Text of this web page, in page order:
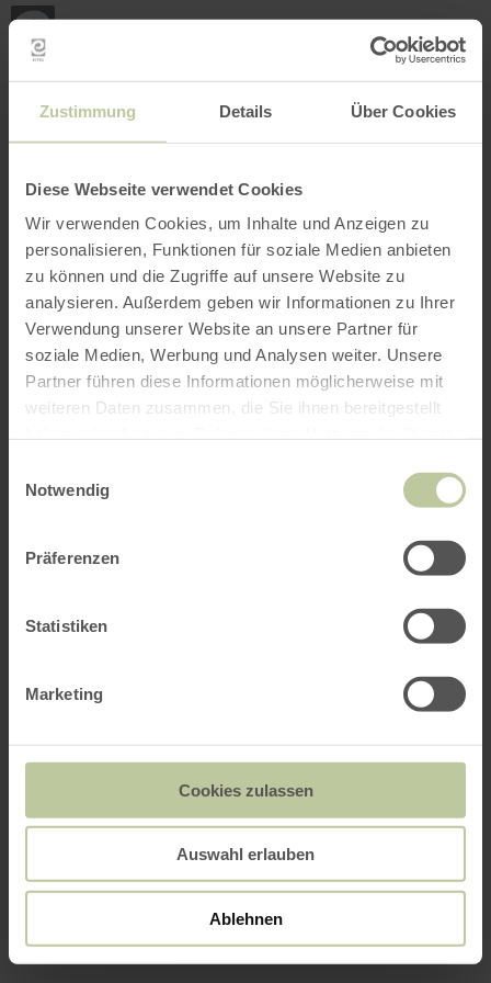
Zustimmung Details Über Cookies
Diese Webseite verwendet Cookies
Wir verwenden Cookies, um Inhalte und Anzeigen zu
personalisieren, Funktionen für soziale Medien anbieten
zu können und die Zugriffe auf unsere Website zu
analysieren. Außerdem geben wir Informationen zu Ihrer
Verwendung unserer Website an unsere Partner für
soziale Medien, Werbung und Analysen weiter. Unsere
Partner führen diese Informationen möglicherweise mit
weiteren Daten zusammen, die Sie ihnen bereitgestellt
Notwendig
Präferenzen
Statistiken
Marketing
Cookies zulassen
Auswahl erlauben
Ablehnen
CARTE INTERACTIVE
ma
Ouvrir le filtre